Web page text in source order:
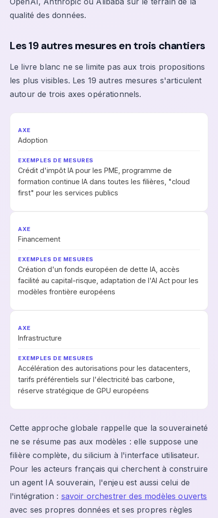
qualité des données.
Les 19 autres mesures en trois chantiers
Le livre blanc ne se limite pas aux trois propositions
les plus visibles. Les 19 autres mesures s'articulent
autour de trois axes opérationnels.
Adoption
Crédit d'impôt IA pour les PME, programme de
formation continue IA dans toutes les filières, "cloud
first" pour les services publics
Financement
Création d'un fonds européen de dette IA, accès
facilité au capital-risque, adaptation de l'AI Act pour les
modèles frontière européens
Infrastructure
Accélération des autorisations pour les datacenters,
tarifs préférentiels sur l'électricité bas carbone,
réserve stratégique de GPU européens
Cette approche globale rappelle que la souveraineté
ne se résume pas aux modèles : elle suppose une
filière complète, du silicium à l'interface utilisateur.
Pour les acteurs français qui cherchent à construire
un agent IA souverain, l'enjeu est aussi celui de
l'intégration : savoir orchestrer des modèles ouverts
avec ses propres données et ses propres règles